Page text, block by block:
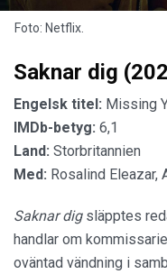
Foto: Netflix.
Saknar dig
Engelsk titel: Missing
IMDb-betyg: 6,1
Land: Storbritannien
Med: Rosalind Eleazar,
Saknar dig släpptes
handlar om
oväntad vändning i